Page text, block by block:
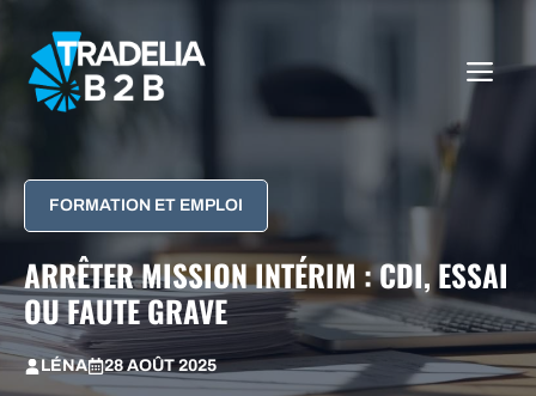
contenu
FORMATION ET EMPLOI
ARRÊTER MISSION INTÉRIM : CDI, ESSAI
OU FAUTE GRAVE
LÉNA 28 AOÛT 2025